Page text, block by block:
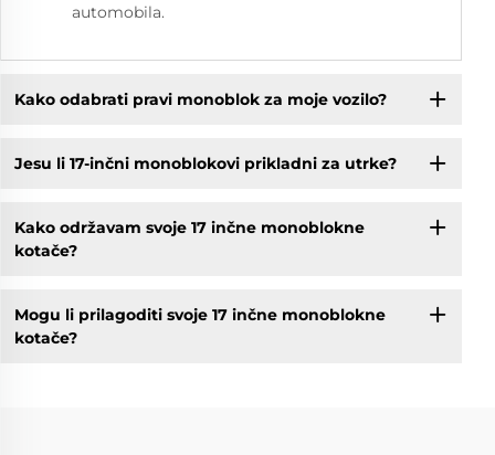
automobila.
Kako odabrati pravi monoblok za moje vozilo?
Jesu li 17-inčni monoblokovi prikladni za utrke?
Kako održavam svoje 17 inčne monoblokne
kotače?
Mogu li prilagoditi svoje 17 inčne monoblokne
kotače?